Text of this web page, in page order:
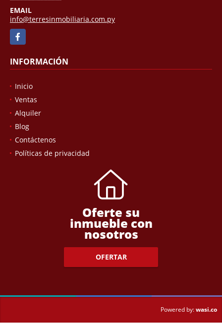
EMAIL
info@terresinmobiliaria.com.py
Facebook
INFORMACIÓN
Inicio
Ventas
Alquiler
Blog
Contáctenos
Políticas de privacidad
Oferte su
inmueble con
nosotros
OFERTAR
Powered by:wasi.co